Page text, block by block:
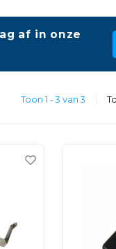
af in onze
Toon 1 - 3 van 3